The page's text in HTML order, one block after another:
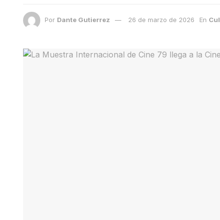
Por Dante Gutierrez 26 de marzo de 2026 En